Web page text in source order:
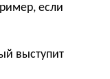
если
выступит